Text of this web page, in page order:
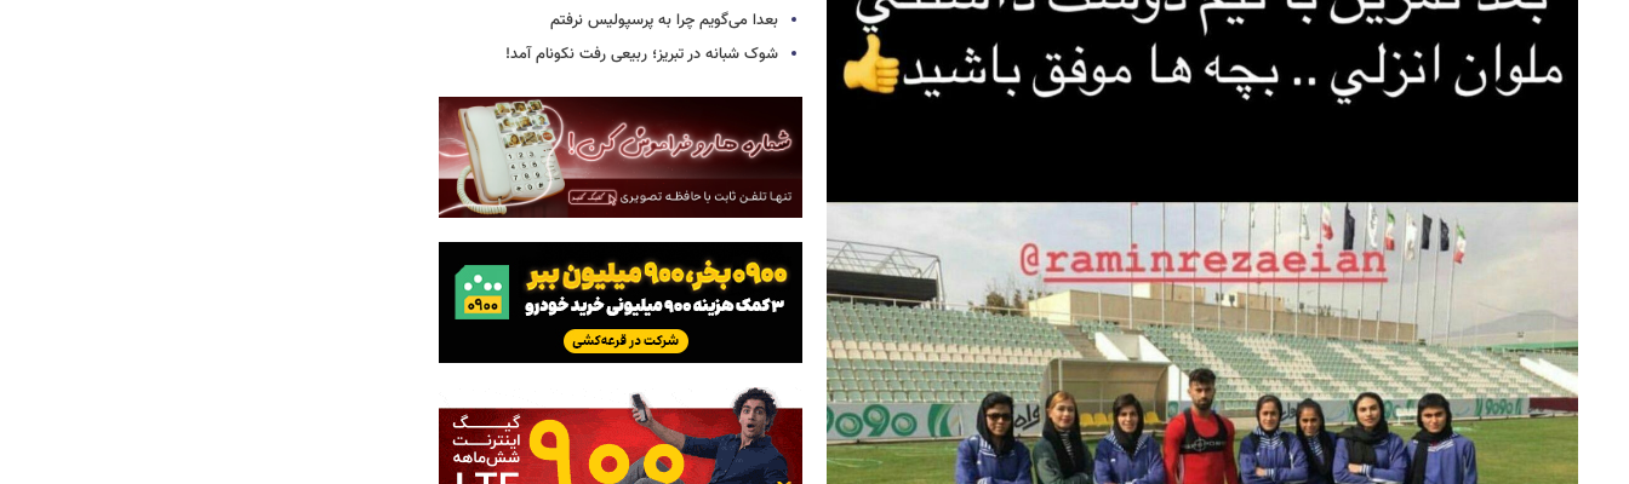
بعدا می‌گویم چرا به پرسپولیس نرفتم
شوک شبانه در تبریز؛ ربیعی رفت نکونام آمد!